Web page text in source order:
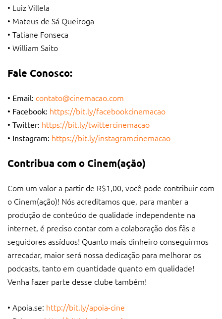
• Luiz Villela
• Mateus de Sá Queiroga
• Tatiane Fonseca
• William Saito
Fale Conosco:
• Email: contato@cinemacao.com
• Facebook: https://bit.ly/facebookcinemacao
• Twitter: https://bit.ly/twittercinemacao
• Instagram: https://bit.ly/instagramcinemacao
Contribua com o Cinem(ação)
Com um valor a partir de R$1,00, você pode contribuir com
o Cinem(ação)! Nós acreditamos que, para manter a
produção de conteúdo de qualidade independente na
internet, é preciso contar com a colaboração dos fãs e
seguidores assíduos! Quanto mais dinheiro conseguirmos
arrecadar, maior será nossa dedicação para melhorar os
podcasts, tanto em quantidade quanto em qualidade!
Venha fazer parte desse clube também!
• Apoia.se: http://bit.ly/apoia-cine